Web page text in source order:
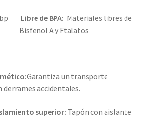
Libre de BPA: Materiales libres de
Bisfenol A y Ftalatos.
Garantiza un transporte
derrames accidentales.
superior: Tapón con aislante